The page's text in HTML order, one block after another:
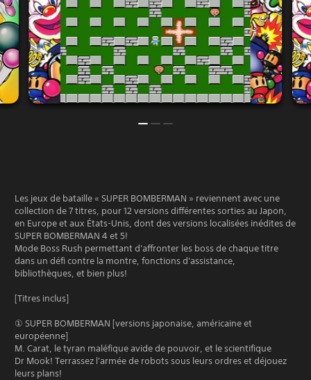
Les jeux de bataille « SUPER BOMBERMAN » reviennent avec une
collection de 7 titres, pour 12 versions différentes sorties au Japon,
en Europe et aux États-Unis, dont des versions localisées inédites de
SUPER BOMBERMAN 4 et 5!
Mode Boss Rush permettant d'affronter les boss de chaque titre
dans un défi contre la montre, fonctions d'assistance,
bibliothèques, et bien plus!
[Titres inclus]
① SUPER BOMBERMAN [versions japonaise, américaine et
européenne]
M. Carat, le tyran maléfique avide de pouvoir, et le scientifique
Dr Mook! Terrassez l'armée de robots sous leurs ordres et déjouez
leurs plans!